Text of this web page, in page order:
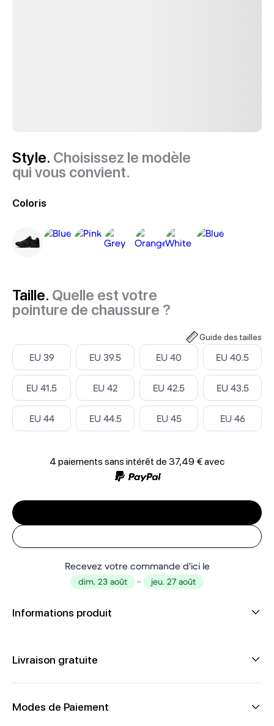
Style. Choisissez le modèle
qui vous convient.
Coloris
Taille. Quelle est votre
pointure de chaussure ?
Guide des tailles
Select ‎
EU 39 Select ‎
EU 39.5 Select ‎
EU 40 Select ‎
EU 40.5
Select ‎
EU 41.5 Select ‎
EU 42 Select ‎
EU 42.5 Select ‎
EU 43.5
Select ‎
EU 44 Select ‎
EU 44.5 Select ‎
EU 45 Select ‎
EU 46
4 paiements sans intérêt de 37,49 €avec
Recevez votre commande d'ici le
dim. 23 août – jeu. 27 août
Informations produit
Livraison gratuite
Modes de Paiement